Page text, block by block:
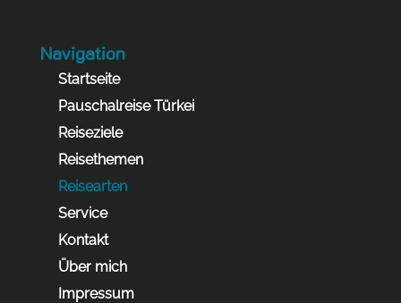
Navigation
Startseite
Pauschalreise Türkei
Reiseziele
Reisethemen
Reisearten
Service
Kontakt
Über mich
Impressum